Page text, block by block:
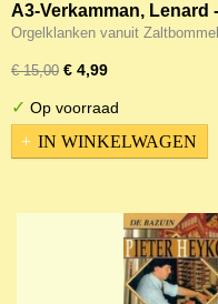
A3-Verkamman, Lenard
deel 3
Orgelklanken vanuit
€ 15,00 € 4,99
✓ Op voorraad
IN WINKELWAGEN